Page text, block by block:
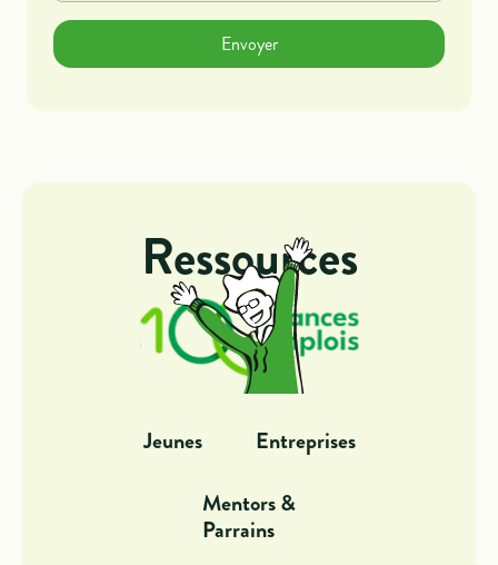
Ressources
Jeunes
Entreprises
Mentors &
Parrains